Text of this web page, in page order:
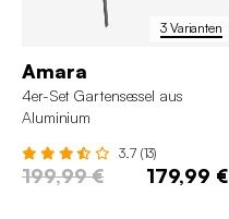
3 Varianten
Amara
4er-Set Gartensessel aus
Aluminium
3.7 (13)
199,99 € 179,99 €